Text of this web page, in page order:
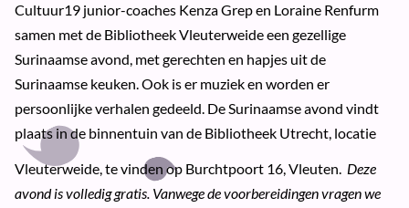
Cultuur19 junior-coaches Kenza Grep en Loraine Renfurm
samen met de Bibliotheek Vleuterweide een gezellige
Surinaamse avond, met gerechten en hapjes uit de
Surinaamse keuken. Ook is er muziek en worden er
persoonlijke verhalen gedeeld. De Surinaamse avond vindt
plaats in de binnentuin van de Bibliotheek Utrecht, locatie
Vleuterweide, te vinden op Burchtpoort 16, Vleuten. Deze
avond is volledig gratis. Vanwege de voorbereidingen vragen we